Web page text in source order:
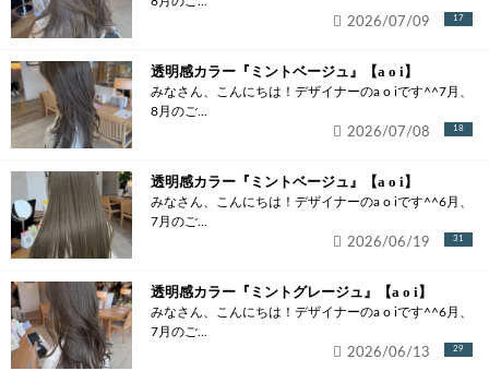
17
2026/07/09
透明感カラー『ミントベージュ』【a o i】
みなさん、こんにちは！デザイナーのa o iです^^7月、
8月のご...
18
2026/07/08
透明感カラー『ミントベージュ』【a o i】
みなさん、こんにちは！デザイナーのa o iです^^6月、
7月のご...
31
2026/06/19
透明感カラー『ミントグレージュ』【a o i】
みなさん、こんにちは！デザイナーのa o iです^^6月、
7月のご...
29
2026/06/13